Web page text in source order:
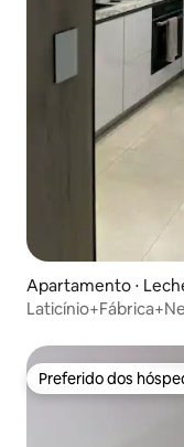
Apartamento ⋅
Preferido dos
Preferido dos